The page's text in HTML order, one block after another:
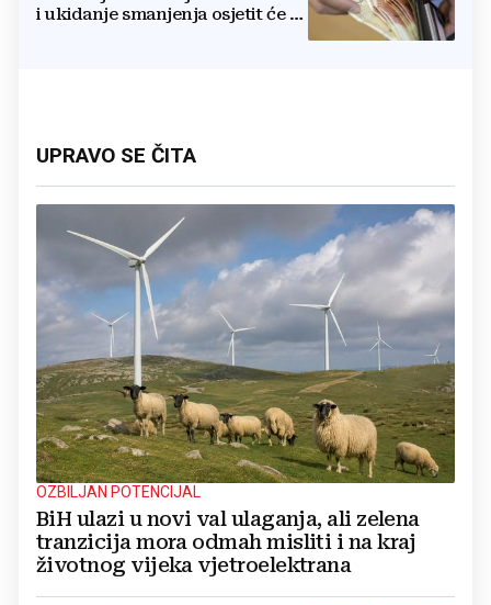
i ukidanje smanjenja osjetit će se
UPRAVO SE ČITA
OZBILJAN POTENCIJAL
BiH ulazi u novi val ulaganja, ali zelena
tranzicija mora odmah misliti i na kraj
životnog vijeka vjetroelektrana